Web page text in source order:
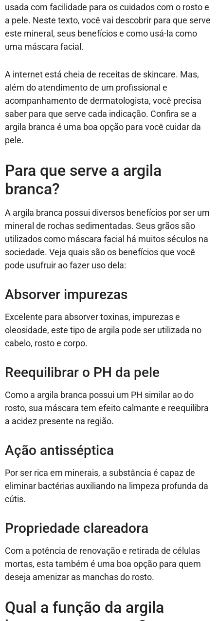
usada com facilidade para os cuidados com o rosto e
a pele. Neste texto, você vai descobrir para que serve
este mineral, seus benefícios e como usá-la como
uma máscara facial.
A internet está cheia de receitas de skincare. Mas,
além do atendimento de um profissional e
acompanhamento de dermatologista, você precisa
saber para que serve cada indicação. Confira se a
argila branca é uma boa opção para você cuidar da
pele.
Para que serve a argila
branca?
A argila branca possui diversos benefícios por ser um
mineral de rochas sedimentadas. Seus grãos são
utilizados como máscara facial há muitos séculos na
sociedade. Veja quais são os benefícios que você
pode usufruir ao fazer uso dela:
Absorver impurezas
Excelente para absorver toxinas, impurezas e
oleosidade, este tipo de argila pode ser utilizada no
cabelo, rosto e corpo.
Reequilibrar o PH da pele
Como a argila branca possui um PH similar ao do
rosto, sua máscara tem efeito calmante e reequilibra
a acidez presente na região.
Ação antisséptica
Por ser rica em minerais, a substância é capaz de
eliminar bactérias auxiliando na limpeza profunda da
cútis.
Propriedade clareadora
Com a potência de renovação e retirada de células
mortas, esta também é uma boa opção para quem
deseja amenizar as manchas do rosto.
Qual a função da argila